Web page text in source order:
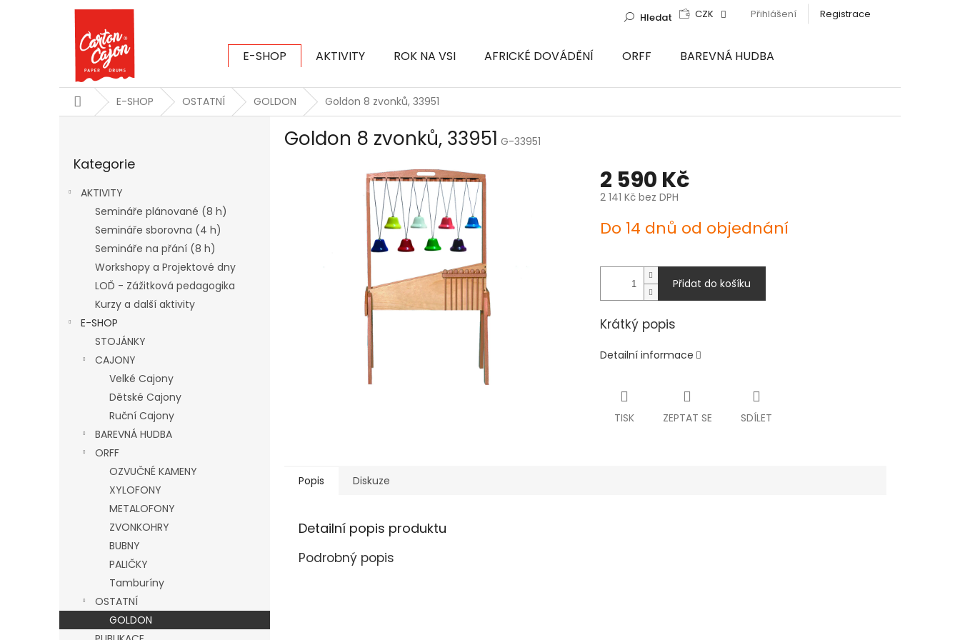
CZK Přihlášení Registrace
Hledat
E-SHOP AKTIVITY ROK NA VSI AFRICKÉ DOVÁDĚNÍ ORFF
BAREVNÁ HUDBA
DomůE-SHOP OSTATNÍ GOLDON Goldon 8 zvonků, 33951
kategorie
Kategorie
AKTIVITY
Semináře plánované (8 h)
Semináře sborovna (4 h)
Semináře na přání (8 h)
Workshopy a Projektové dny
LOĎ - Zážitková pedagogika
Kurzy a další aktivity
E-SHOP
STOJÁNKY
CAJONY
Velké Cajony
Dětské Cajony
Ruční Cajony
BAREVNÁ HUDBA
ORFF
OZVUČNÉ KAMENY
XYLOFONY
METALOFONY
ZVONKOHRY
BUBNY
PALIČKY
Tamburíny
OSTATNÍ
GOLDON
Goldon 8 zvonků, 33951 G-33951
2 590 Kč
2 141 Kč bez DPH
cena:
Do 14 dnů od objednání
Přidat do košíku
Krátký popis
Detailní informace
TISK ZEPTAT SE SDÍLET
Popis Diskuze
Detailní popis produktu
Podrobný popis